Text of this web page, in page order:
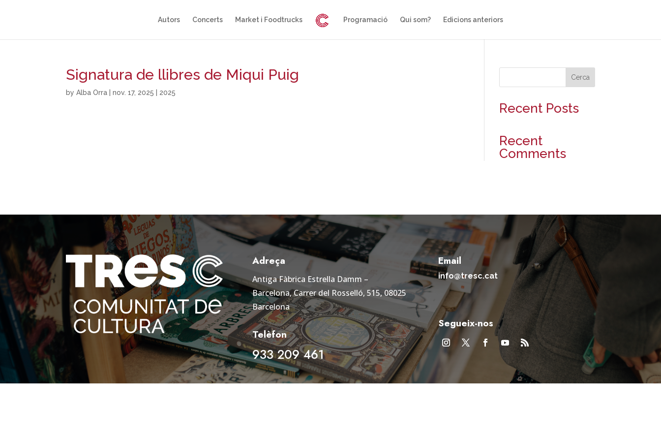
Autors Concerts Market i Foodtrucks Programació Qui som? Edicions anteriors
Signatura de llibres de Miqui Puig
byAlba Orra |nov. 17, 2025 2025
Cerca
Recent Posts
Recent
Comments
Adreça
Antiga Fàbrica Estrella Damm –
Barcelona,Carrer del Rosselló, 515, 08025
Barcelona
Telèfon
933 209 461
Email
info@tresc.cat
Segueix-nos